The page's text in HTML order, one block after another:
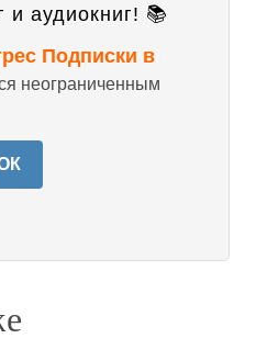
и аудиокниг! 📚
Подписки в
неограниченным